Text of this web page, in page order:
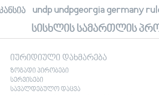
undp undpgeorgia germany
სისხლის სამართლის
იურიდიული დახმარება
ზოგადი პირობები
სერვისები
სავალდებულო დაცვა